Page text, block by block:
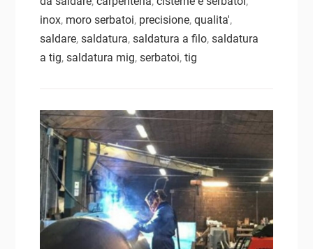
inox, moro serbatoi, precisione, qualita',
saldare, saldatura, saldatura a filo, saldatura
a tig, saldatura mig, serbatoi, tig